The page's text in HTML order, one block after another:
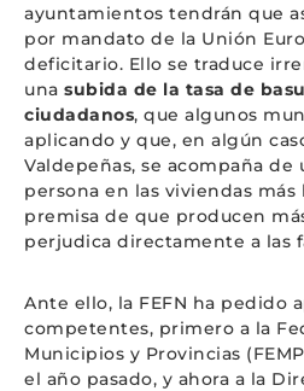
ayuntamientos tendrán que
por mandato de la Unión
deficitario. Ello se traduce
una subida de la tasa de
ciudadanos, que algunos
aplicando y que, en algún
Valdepeñas, se acompaña de
persona en las viviendas más
premisa de que producen
perjudica directamente a las
Ante ello, la FEFN ha pedido
competentes, primero a la
Municipios y Provincias
el año pasado, y ahora a la